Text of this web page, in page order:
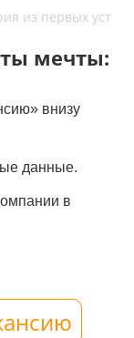
из первых уст
мечты:
внизу
данные.
в